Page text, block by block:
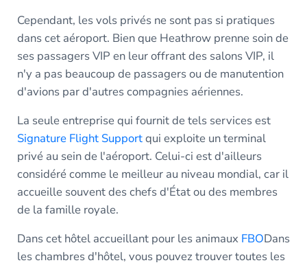
Cependant, les vols privés ne sont pas si pratiques
dans cet aéroport. Bien que Heathrow prenne soin de
ses passagers VIP en leur offrant des salons VIP, il
n'y a pas beaucoup de passagers ou de manutention
d'avions par d'autres compagnies aériennes.
La seule entreprise qui fournit de tels services est
Signature Flight Supportqui exploite un terminal
privé au sein de l'aéroport. Celui-ci est d'ailleurs
considéré comme le meilleur au niveau mondial, car il
accueille souvent des chefs d'État ou des membres
de la famille royale.
Dans cet hôtel accueillant pour les animaux FBODans
les chambres d'hôtel, vous pouvez trouver toutes les